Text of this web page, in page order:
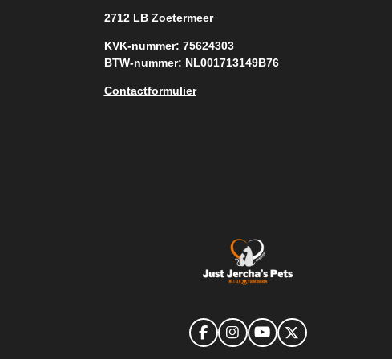
2712 LB Zoetermeer
KVK-nummer: 75624303
BTW-nummer: NL001713149B76
Contactformulier
F
a
I
n
Y
o
X